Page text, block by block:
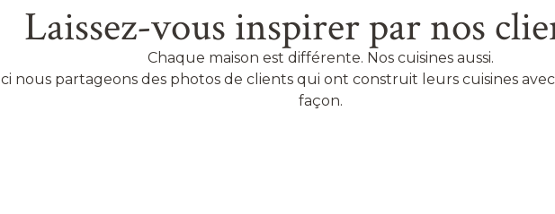
Laissez-vous inspirer par nos
Chaque maison est différente. Nos cuisines aussi.
Ici nous partageons des photos de clients qui ont construit leurs cuisines
façon.